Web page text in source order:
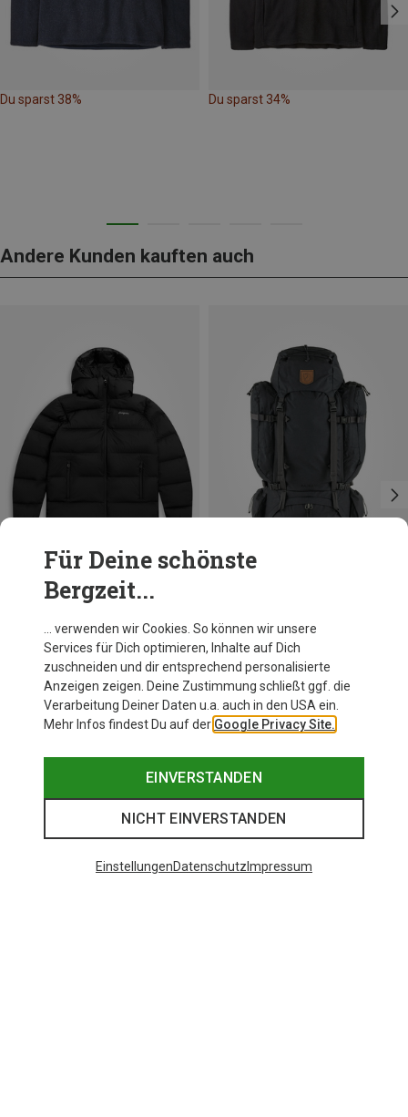
Du sparst 38% Du sparst 34%
Andere Kunden kauften auch
Du sparst 34%
Für Deine schönste
Bergzeit...
… verwenden wir Cookies. So können wir unsere
Services für Dich optimieren, Inhalte auf Dich
zuschneiden und dir entsprechend personalisierte
Anzeigen zeigen. Deine Zustimmung schließt ggf. die
Verarbeitung Deiner Daten u.a. auch in den USA ein.
Mehr Infos findest Du auf der Google Privacy Site.
EINVERSTANDEN
NICHT EINVERSTANDEN
EinstellungenDatenschutz Impressum